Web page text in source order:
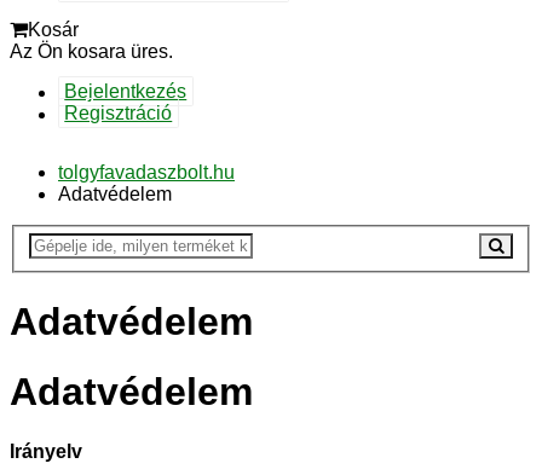
Kosár
Az Ön kosara üres.
Bejelentkezés
Regisztráció
tolgyfavadaszbolt.hu
Adatvédelem
Adatvédelem
Adatvédelem
Irányelv